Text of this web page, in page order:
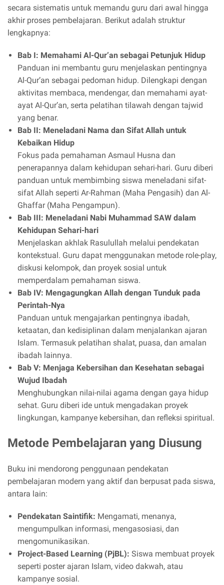
secara sistematis untuk memandu guru dari awal hingga
akhir proses pembelajaran. Berikut adalah struktur
lengkapnya:
Bab I: Memahami Al-Qur’an sebagai Petunjuk Hidup
Panduan ini membantu guru menjelaskan pentingnya
Al-Qur’an sebagai pedoman hidup. Dilengkapi dengan
aktivitas membaca, mendengar, dan memahami ayat-
ayat Al-Qur’an, serta pelatihan tilawah dengan tajwid
yang benar.
Bab II: Meneladani Nama dan Sifat Allah untuk
Kebaikan Hidup
Fokus pada pemahaman Asmaul Husna dan
penerapannya dalam kehidupan sehari-hari. Guru diberi
panduan untuk membimbing siswa meneladani sifat-
sifat Allah seperti Ar-Rahman (Maha Pengasih) dan Al-
Ghaffar (Maha Pengampun).
Bab III: Meneladani Nabi Muhammad SAW dalam
Kehidupan Sehari-hari
Menjelaskan akhlak Rasulullah melalui pendekatan
kontekstual. Guru dapat menggunakan metode role-play,
diskusi kelompok, dan proyek sosial untuk
memperdalam pemahaman siswa.
Bab IV: Mengagungkan Allah dengan Tunduk pada
Perintah-Nya
Panduan untuk mengajarkan pentingnya ibadah,
ketaatan, dan kedisiplinan dalam menjalankan ajaran
Islam. Termasuk pelatihan shalat, puasa, dan amalan
ibadah lainnya.
Bab V: Menjaga Kebersihan dan Kesehatan sebagai
Wujud Ibadah
Menghubungkan nilai-nilai agama dengan gaya hidup
sehat. Guru diberi ide untuk mengadakan proyek
lingkungan, kampanye kebersihan, dan refleksi spiritual.
Metode Pembelajaran yang Diusung
Buku ini mendorong penggunaan pendekatan
pembelajaran modern yang aktif dan berpusat pada siswa,
antara lain:
Pendekatan Saintifik: Mengamati, menanya,
mengumpulkan informasi, mengasosiasi, dan
mengomunikasikan.
Project-Based Learning (PjBL): Siswa membuat proyek
seperti poster ajaran Islam, video dakwah, atau
kampanye sosial.